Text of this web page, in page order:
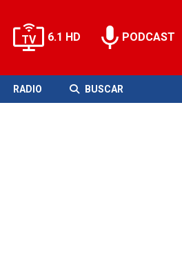
6.1 HD PODCAST
RADIO BUSCAR